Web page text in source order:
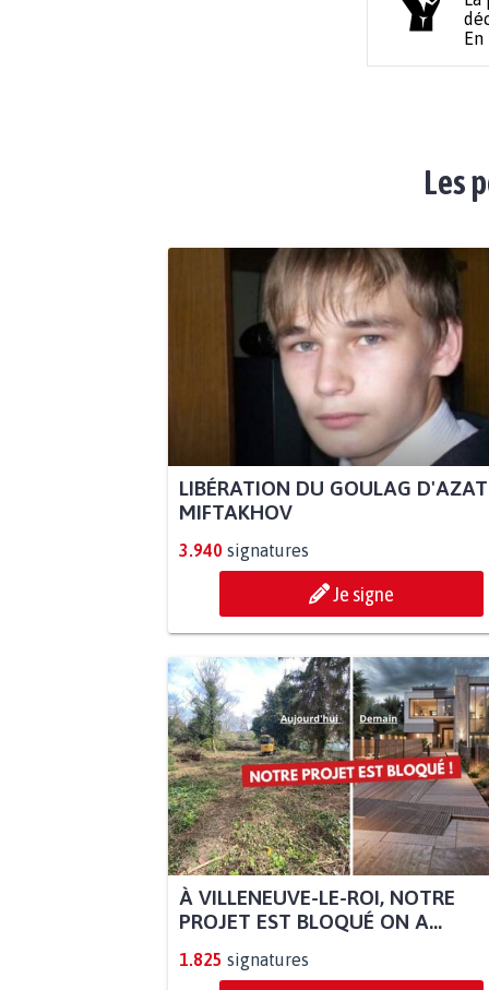
Les
LIBÉRATION DU GOULAG D'AZAT
MIFTAKHOV
3.940 signatures
Je signe
À VILLENEUVE-LE-ROI, NOTRE
PROJET EST BLOQUÉ ON A...
1.825 signatures